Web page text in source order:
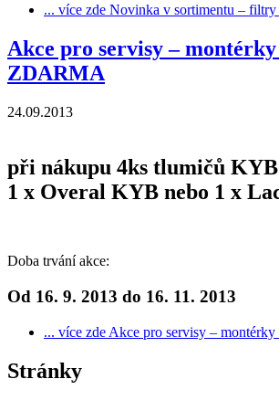
... více zde Novinka v sortimentu –
Akce pro servisy –
ZDARMA
24.09.2013
při nákupu 4ks tlumičů
1 x Overal KYB nebo 1 x
Doba trvání akce:
Od 16. 9. 2013 do 16. 11. 2013
... více zde Akce pro servisy –
Stránky